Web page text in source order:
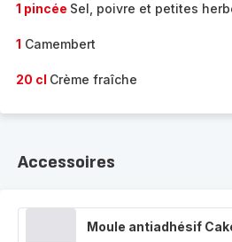
1 pincée Sel, poivre et petites
1 Camembert
20 cl Crème fraîche
Accessoires
Moule antiadhésif